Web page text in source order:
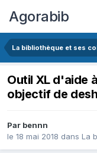
Agorabib
La bibliothèque et ses
Outil XL d'aide
objectif de
Par bennn
le 18 mai 2018 dans La